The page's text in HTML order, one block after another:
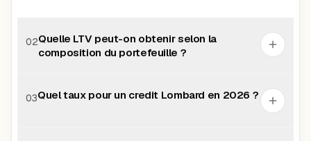
02Quelle LTV peut-on obtenir selon la
composition du portefeuille ?
03Quel taux pour un credit Lombard en 2026 ?